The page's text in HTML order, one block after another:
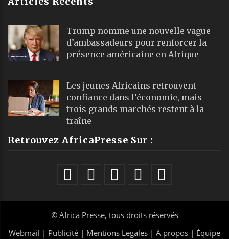
Trump nomme une nouvelle vague
d’ambassadeurs pour renforcer la
présence américaine en Afrique
Les jeunes Africains retrouvent
confiance dans l’économie, mais
trois grands marchés restent à la
traîne
Retrouvez AfricaPresse Sur :
© Africa Presse, tous droits réservés
Webmail | Publicité | Mentions Legales | À propos | Équipe